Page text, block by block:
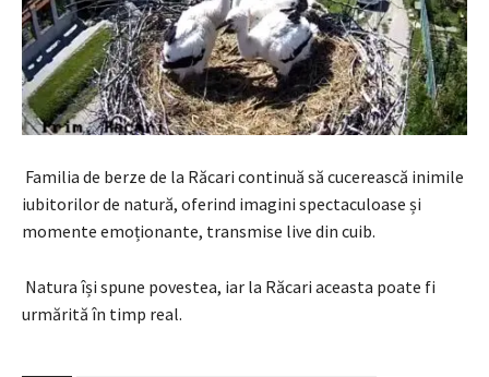
Familia de berze de la Răcari continuă să cucerească inimile
iubitorilor de natură, oferind imagini spectaculoase și
momente emoționante, transmise live din cuib.
Natura își spune povestea, iar la Răcari aceasta poate fi
urmărită în timp real.